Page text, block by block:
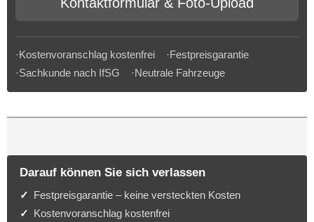
·Kostenvoranschlag kostenfrei ·Festpreisgarantie
·Sachkunde nach IfSG ·Neutrale Fahrzeuge
Darauf können Sie sich verlassen
Festpreisgarantie – keine versteckten Kosten
Kostenvoranschlag kostenfrei